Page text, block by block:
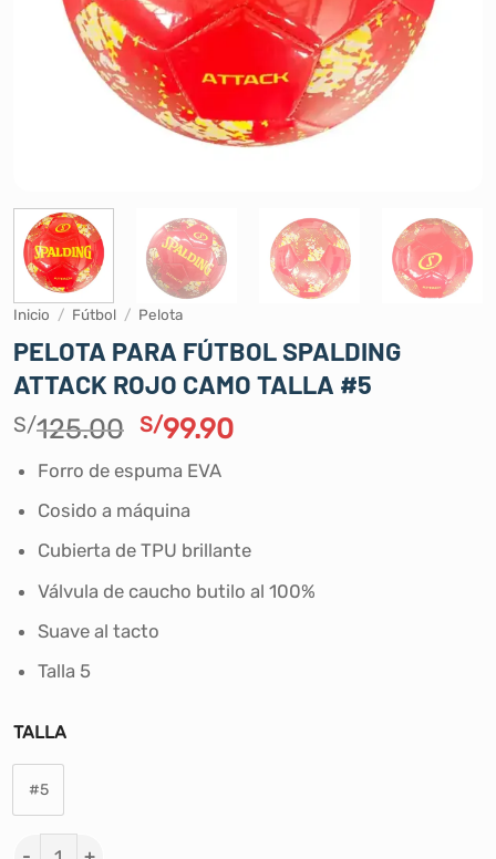
Inicio / Fútbol / Pelota
PELOTA PARA FÚTBOL SPALDING
ATTACK ROJO CAMO TALLA #5
S/125.00 El
original
era:
S/125.00.
S/99.90El
S/99.90.
Forro de espuma EVA
Cosido a máquina
Cubierta de TPU brillante
Válvula de caucho butilo al 100%
Suave al tacto
Talla 5
TALLA
#5
PELOTA PARA FÚTBOL SPALDING ATTACK ROJO